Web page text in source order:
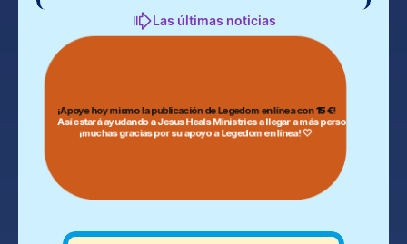
Las últimas noticias
¡Apoye hoy mismo la publicación de Legedom en línea con15 €!
¡muchas gracias por su apoyo a Legedom en línea! 🤍